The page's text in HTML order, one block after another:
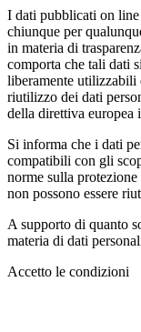
I dati pubblicati on
chiunque per
in materia di
comporta che tali dati
liberamente utilizzabili
riutilizzo dei dati
della direttiva europea
Si informa che i dati
compatibili con gli
norme sulla
non possono essere
A supporto di quanto
materia di dati
Accetto le condizioni